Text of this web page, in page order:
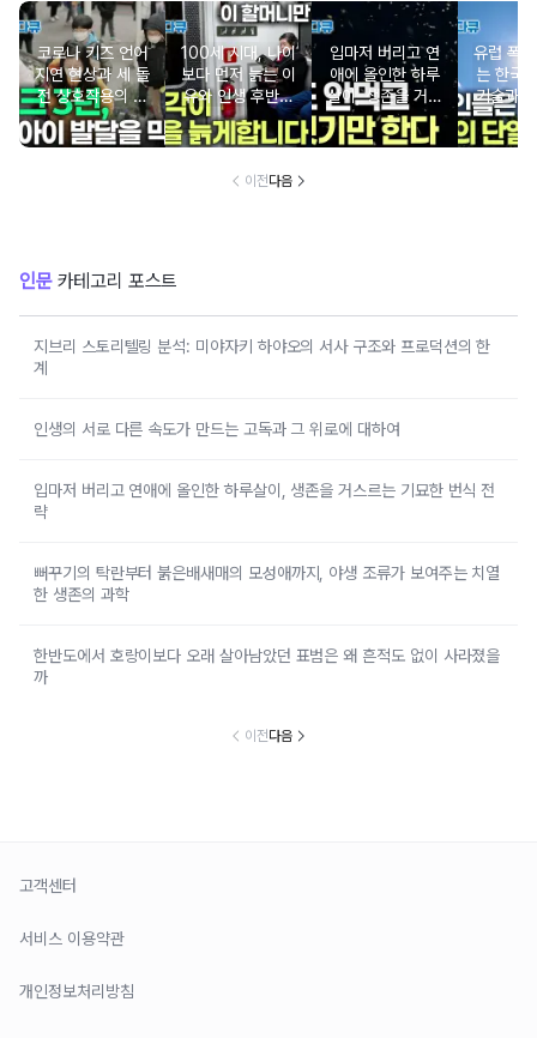
코로나 키즈 언어
지연 현상과 세 돌
전 상호작용의 중
요성
100세 시대, 나이
보다 먼저 늙는 이
유와 인생 후반전
을 바꾸는 시간의
비밀
입마저 버리고 연
애에 올인한 하루
살이, 생존을 거스
르는 기묘한 번식
전략
유럽 폭
는 한국
기술과
이전다음
인문카테고리 포스트
지브리 스토리텔링 분석: 미야자키 하야오의 서사 구조와 프로덕션의 한
계
인생의 서로 다른 속도가 만드는 고독과 그 위로에 대하여
입마저 버리고 연애에 올인한 하루살이, 생존을 거스르는 기묘한 번식 전
략
뻐꾸기의 탁란부터 붉은배새매의 모성애까지, 야생 조류가 보여주는 치열
한 생존의 과학
한반도에서 호랑이보다 오래 살아남았던 표범은 왜 흔적도 없이 사라졌을
까
이전다음
고객센터
서비스 이용약관
개인정보처리방침